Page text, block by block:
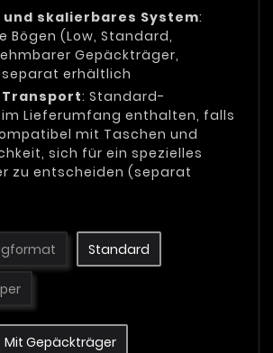
und skalierbares System:
Bögen (Low, Standard,
Gepäckträger,
erhältlich
: Standard-
Lieferumfang enthalten, falls
mit Taschen und
sich für ein spezielles
zu entscheiden (separat
Standard
Mit Gepäckträger